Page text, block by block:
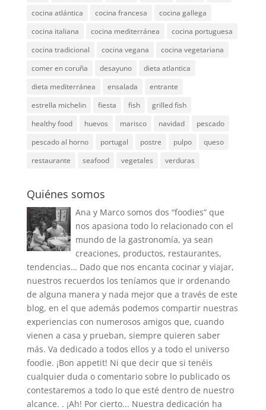
cocina atlántica
cocina francesa
cocina gallega
cocina italiana
cocina mediterránea
cocina portuguesa
cocina tradicional
cocina vegana
cocina vegetariana
comer en coruña
desayuno
dieta atlantica
dieta mediterránea
ensalada
entrante
estrella michelin
fiesta fish
grilled fish
healthy food
huevos marisco navidad
pescado
pescado al horno
portugal postre pulpo
queso
restaurante
seafood vegetales verduras
Quiénes somos
Ana y Marco somos dos “foodies” que
nos apasiona todo lo relacionado con el
mundo de la gastronomía, ya sean
creaciones, productos, restaurantes,
tendencias… Dado que nos encanta cocinar y viajar,
nuestros recuerdos los teníamos que ir ordenando
de alguna manera y nada mejor que a través de este
blog, en el que además podemos compartir nuestras
experiencias con numerosos amigos que, cuando
vienen a casa y prueban, siempre quieren saber
más. Va dedicado a todos ellos y a todo el universo
foodie. ¡Bon appetit! Ni que decir que si tenéis
cualquier duda o comentario sobre lo publicado os
contestaremos a todo lo que esté dentro de nuestro
alcance. . ¡Ah! Por cierto... Nuestra dedicación ha